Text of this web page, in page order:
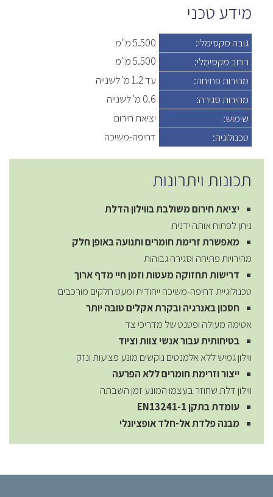
מידע טכני
גובה מקסימלי:
5.500 מ"מ
רוחב מקסימלי:
5.500 מ"מ
מהירות פתיחה:
עד 1.2 מ' לשנייה
מהירות סגירה:
0.6 מ' לשנייה
שימוש:
יציאת חירום
טכנולוגיה:
דחיפה-משיכה
תכונות ויתרונות
יציאת חירום משולבת בווילון הדלת
ניתן לפתוח אותה ידנית
מאפשרת זרימת חומרים ותנועה באופן חלק
מהירויות פתיחה וסגירה גבוהות
דרישות תחזוקה מעטות וזמן חיי מדף ארוך
טכנולוגיית דחיפה-משיכה ייחודית ומעט חלקים מורכבים
חסכון באנרגיה ובקרת אקלים טובה יותר
אטימה מעולה ופטנט של מדריכי צד
בטיחותית עבור אנשי צוות וציוד
ווילון גמיש ללא אלמנטים נוקשים מונע פציעות ונזק
ייצור וזרימת חומרים ללא הפרעה
ווילון דלת שחוזר בעצמו המונע זמן השבתה
עומדת בתקןEN13241-1
מבנה פלדת אל-חלד אופציונלי